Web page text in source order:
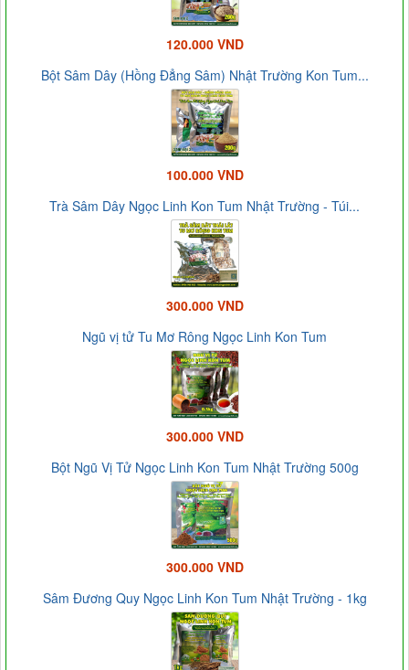
120.000 VND
Bột Sâm Dây (Hồng Đẳng Sâm) Nhật Trường Kon Tum...
100.000 VND
Trà Sâm Dây Ngọc Linh Kon Tum Nhật Trường - Túi...
300.000 VND
Ngũ vị tử Tu Mơ Rông Ngọc Linh Kon Tum
300.000 VND
Bột Ngũ Vị Tử Ngọc Linh Kon Tum Nhật Trường 500g
300.000 VND
Sâm Đương Quy Ngọc Linh Kon Tum Nhật Trường - 1kg